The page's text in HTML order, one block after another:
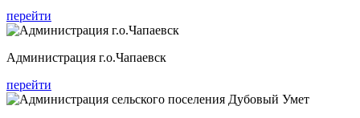
перейти
Администрация г.о.Чапаевск
перейти